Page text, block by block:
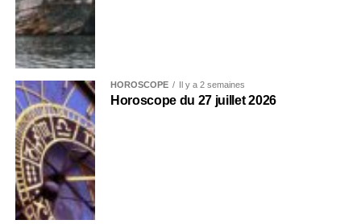
HOROSCOPE Il y a 2 semaines
Horoscope du 27 juillet 2026